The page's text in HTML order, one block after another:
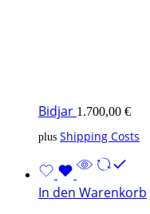
Bidjar 1.700,00 €
plus Shipping Costs
In den Warenkorb